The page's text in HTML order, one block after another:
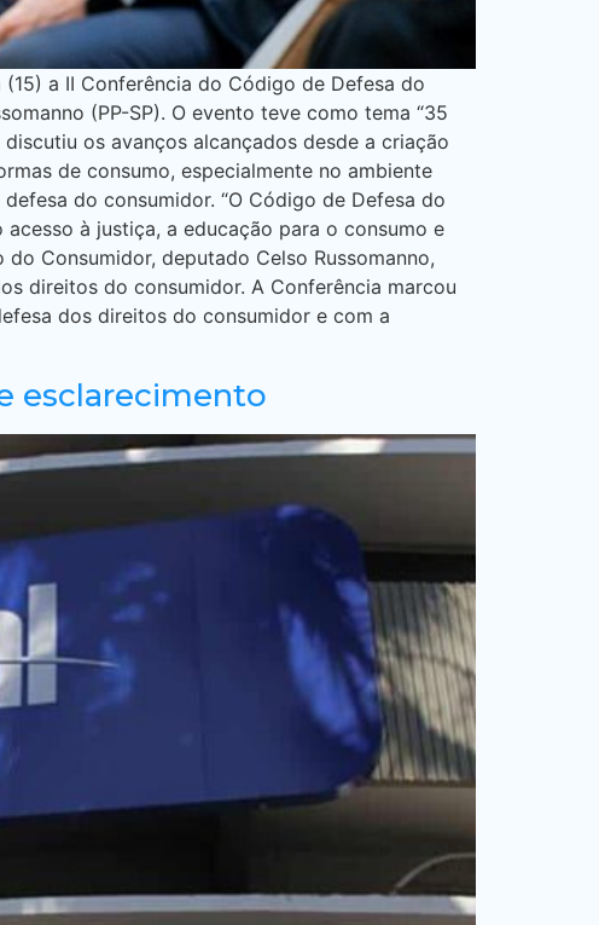
(15) a II Conferência do Código de Defesa do
(PP-SP). O evento teve como tema “35
os avanços alcançados desde a criação
de consumo, especialmente no ambiente
do consumidor. “O Código de Defesa do
à justiça, a educação para o consumo e
Consumidor, deputado Celso Russomanno,
direitos do consumidor. A Conferência marcou
dos direitos do consumidor e com a
esclarecimento